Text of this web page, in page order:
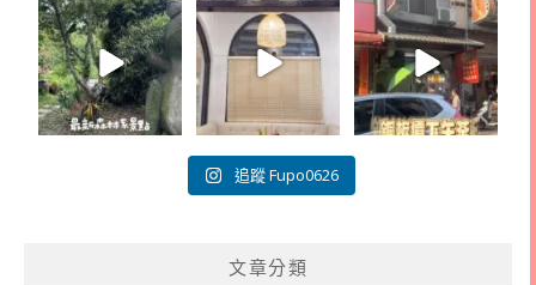
追蹤 Fupo0626
文章分類